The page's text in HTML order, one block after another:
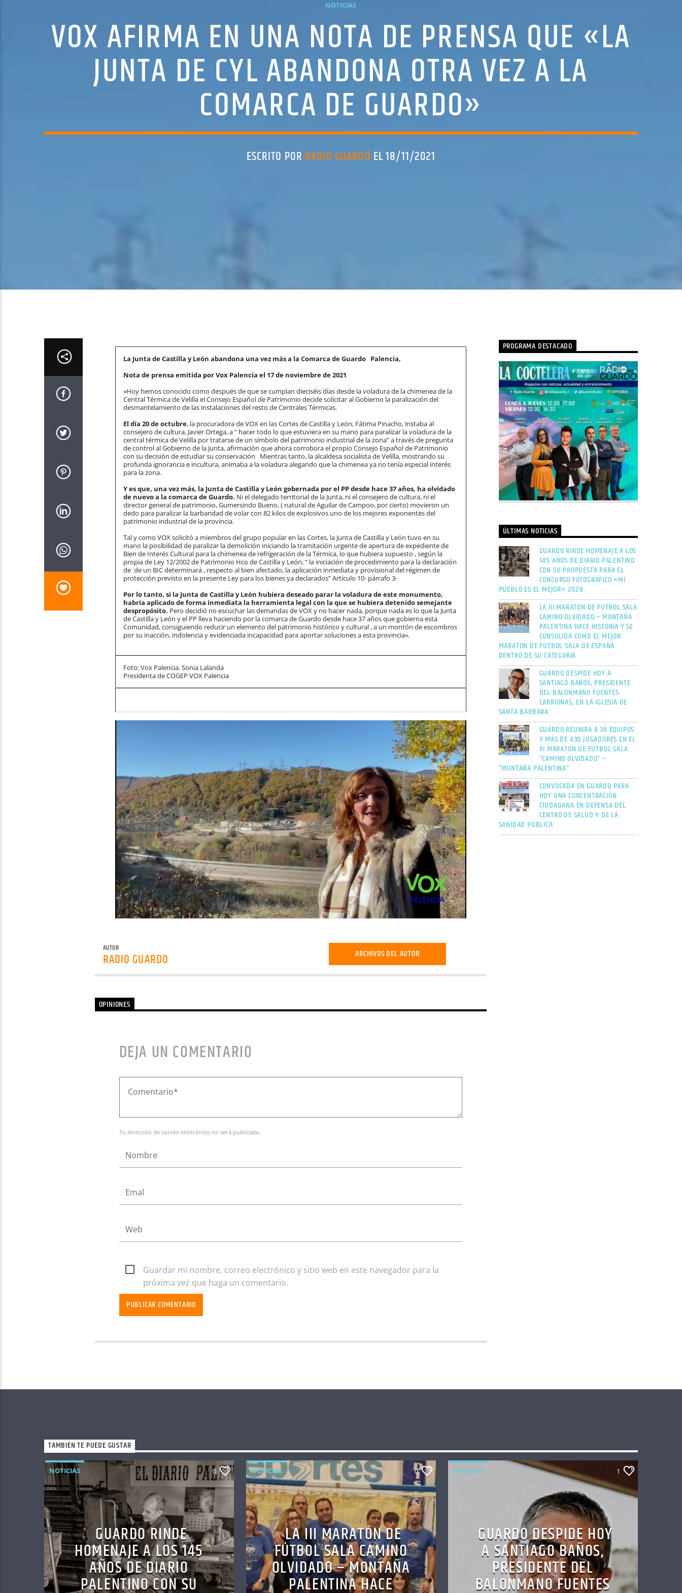
NOTICIAS
VOX AFIRMA EN UNA NOTA DE PRENSA QUE «LA
JUNTA DE CYL ABANDONA OTRA VEZ A LA
COMARCA DE GUARDO»
ESCRITO POR RADIO GUARDO EL 18/11/2021
La Junta de Castilla y León abandona una vez más a la Comarca de Guardo Palencia,
Nota de prensa emitida por Vox Palencia el 17 de noviembre de 2021
«Hoy hemos conocido como después de que se cumplan dieciséis días desde la voladura de la chimenea de la
Central Térmica de Velilla el Consejo Español de Patrimonio decide solicitar al Gobierno la paralización del
desmantelamiento de las instalaciones del resto de Centrales Térmicas.
El día 20 de octubre, la procuradora de VOX en las Cortes de Castilla y León, Fátima Pinacho, instaba al
consejero de cultura, Javier Ortega, a “ hacer todo lo que estuviera en su mano para paralizar la voladura de la
central térmica de Velilla por tratarse de un símbolo del patrimonio industrial de la zona” a través de pregunta
de control al Gobierno de la Junta, afirmación que ahora corrobora el propio Consejo Español de Patrimonio
con su decisión de estudiar su conservación Mientras tanto, la alcaldesa socialista de Velilla, mostrando su
profunda ignorancia e incultura, animaba a la voladura alegando que la chimenea ya no tenía especial interés
para la zona.
Y es que, una vez más, la Junta de Castilla y León gobernada por el PP desde hace 37 años, ha olvidado
de nuevo a la comarca de Guardo. Ni el delegado territorial de la Junta, ni el consejero de cultura, ni el
director general de patrimonio, Gumersindo Bueno, ( natural de Aguilar de Campoo, por cierto) movieron un
dedo para paralizar la barbaridad de volar con 82 kilos de explosivos uno de los mejores exponentes del
patrimonio industrial de la provincia.
Tal y como VOX solicitó a miembros del grupo popular en las Cortes, la Junta de Castilla y León tuvo en su
mano la posibilidad de paralizar la demolición iniciando la tramitación urgente de apertura de expediente de
Bien de Interés Cultural para la chimenea de refrigeración de la Térmica, lo que hubiera supuesto , según la
propia de Ley 12/2002 de Patrimonio Hco de Castilla y León, “ la iniciación de procedimiento para la declaración
de de un BIC determinará , respecto al bien afectado, la aplicación inmediata y provisional del régimen de
protección previsto en la presente Ley para los bienes ya declarados” Artículo 10- párrafo 3-
Por lo tanto, si la Junta de Castilla y León hubiera deseado parar la voladura de este monumento,
habría aplicado de forma inmediata la herramienta legal con la que se hubiera detenido semejante
despropósito. Pero decidió no escuchar las demandas de VOX y no hacer nada, porque nada es lo que la Junta
de Castilla y León y el PP lleva haciendo por la comarca de Guardo desde hace 37 años que gobierna esta
Comunidad, consiguiendo reducir un elemento del patrimonio histórico y cultural , a un montón de escombros
por su inacción, indolencia y evidenciada incapacidad para aportar soluciones a esta provincia».
Foto: Vox Palencia. Sonia Lalanda
Presidenta de COGEP VOX Palencia
AUTOR
RADIO GUARDO ARCHIVOS DEL AUTOR
OPINIONES
DEJA UN COMENTARIO
Tu dirección de correo electrónico no será publicada.
Guardar mi nombre, correo electrónico y sitio web en este navegador para la
próxima vez que haga un comentario.
PROGRAMA DESTACADO
ÚLTIMAS NOTICIAS
GUARDO RINDE HOMENAJE A LOS
145 AÑOS DE DIARIO PALENTINO
CON SU PROPUESTA PARA EL
CONCURSO FOTOGRÁFICO «MI
PUEBLO ES EL MEJOR» 2026
LA III MARATÓN DE FÚTBOL SALA
CAMINO OLVIDADO – MONTAÑA
PALENTINA HACE HISTORIA Y SE
CONSOLIDA COMO EL MEJOR
MARATÓN DE FÚTBOL SALA DE ESPAÑA
DENTRO DE SU CATEGORÍA
GUARDO DESPIDE HOY A
SANTIAGO BAÑOS, PRESIDENTE
DEL BALONMANO FUENTES
CARRIONAS, EN LA IGLESIA DE
SANTA BÁRBARA
GUARDO REUNIRÁ A 36 EQUIPOS
Y MÁS DE 430 JUGADORES EN EL
III MARATÓN DE FÚTBOL SALA
“CAMINO OLVIDADO” –
“MONTAÑA PALENTINA”
CONVOCADA EN GUARDO PARA
HOY UNA CONCENTRACIÓN
CIUDADANA EN DEFENSA DEL
CENTRO DE SALUD Y DE LA
SANIDAD PÚBLICA
TAMBIÉN TE PUEDE GUSTAR
NOTICIAS 0
GUARDO RINDE
HOMENAJE A LOS 145
AÑOS DE DIARIO
PALENTINO CON SU
NOTICIAS 0
LA III MARATÓN DE
FÚTBOL SALA CAMINO
OLVIDADO – MONTAÑA
PALENTINA HACE
NOTICIAS 1
GUARDO DESPIDE HOY
A SANTIAGO BAÑOS,
PRESIDENTE DEL
BALONMANO FUENTES